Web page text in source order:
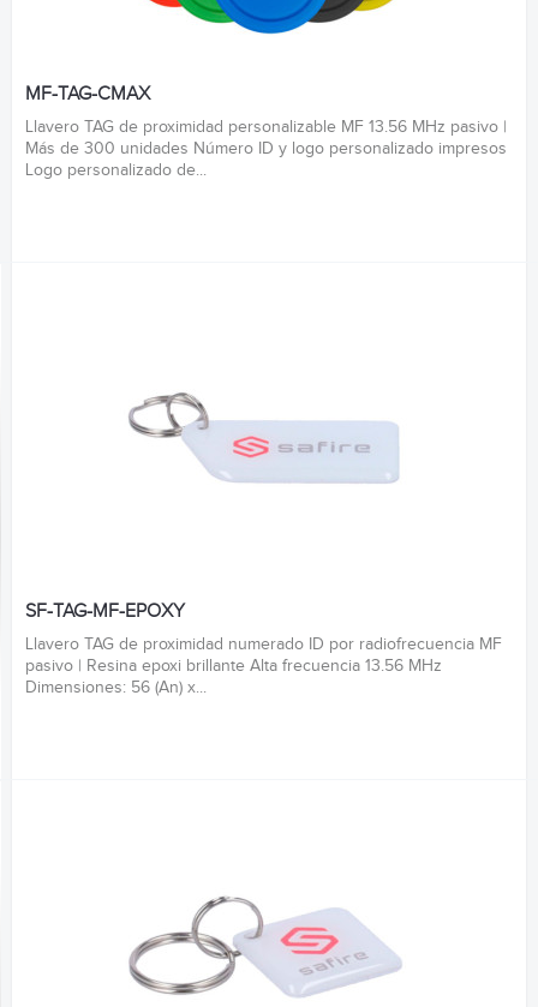
MF-TAG-CMAX
Llavero TAG de proximidad personalizable MF 13.56 MHz pasivo |
Más de 300 unidades Número ID y logo personalizado impresos
Logo personalizado de...
SF-TAG-MF-EPOXY
Llavero TAG de proximidad numerado ID por radiofrecuencia MF
pasivo | Resina epoxi brillante Alta frecuencia 13.56 MHz
Dimensiones: 56 (An) x...